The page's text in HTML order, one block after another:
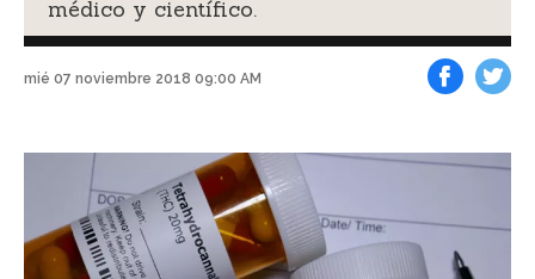
médico y científico.
mié 07 noviembre 2018 09:00 AM